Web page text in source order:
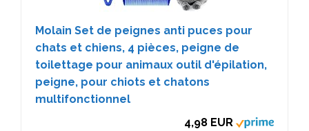
Molain Set de peignes anti puces pour
chats et chiens, 4 pièces, peigne de
toilettage pour animaux outil d'épilation,
peigne, pour chiots et chatons
multifonctionnel
4,98 EUR